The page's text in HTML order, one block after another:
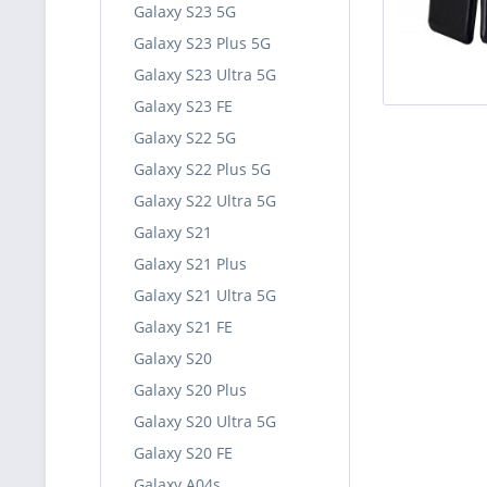
Galaxy S23 5G
Galaxy S23 Plus 5G
Galaxy S23 Ultra 5G
Galaxy S23 FE
Galaxy S22 5G
Galaxy S22 Plus 5G
Galaxy S22 Ultra 5G
Galaxy S21
Galaxy S21 Plus
Galaxy S21 Ultra 5G
Galaxy S21 FE
Galaxy S20
Galaxy S20 Plus
Galaxy S20 Ultra 5G
Galaxy S20 FE